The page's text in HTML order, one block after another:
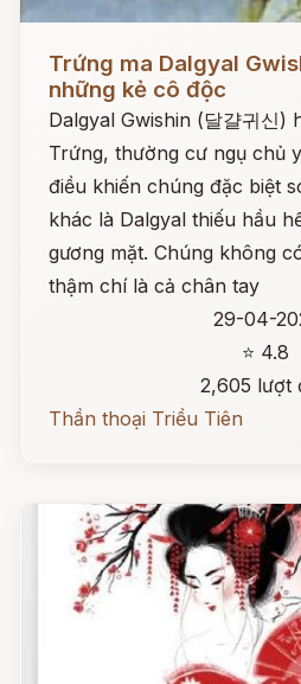
Trứng ma Dalgyal
những kẻ cô độc
Dalgyal Gwishin (달걀귀신)
Trứng, thường cư ngụ chủ
điều khiến chúng đặc biệt
khác là Dalgyal thiếu hầu
gương mặt. Chúng không
thậm chí là cả chân tay
29-04-
⭐ 4.8
2,605 lượt
Thần thoại Triều Tiên